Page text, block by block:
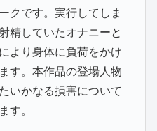
クです。実行してしま
精していたオナニーと
より身体に負荷をかけ
す。本作品の登場人物
いかなる損害について
す。